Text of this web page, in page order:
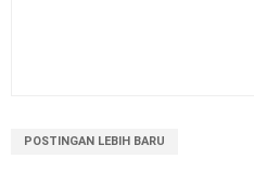
POSTINGAN LEBIH BARU